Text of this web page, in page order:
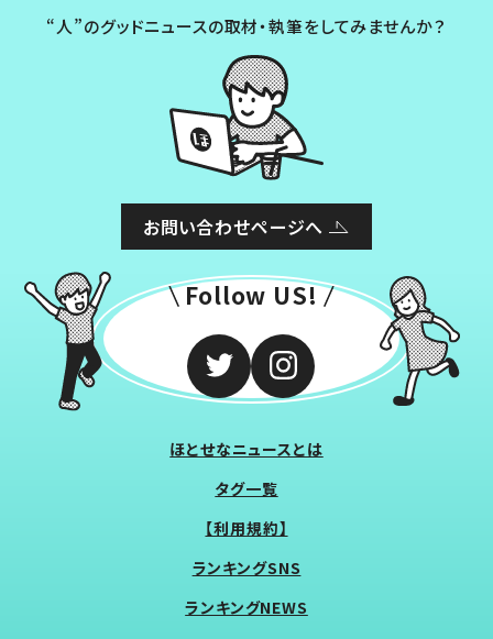
“人”のグッドニュースの取材・執筆をしてみませんか？
お問い合わせページへ
Follow US!
ほとせなニュースとは
タグ一覧
【利用規約】
ランキングSNS
ランキングNEWS